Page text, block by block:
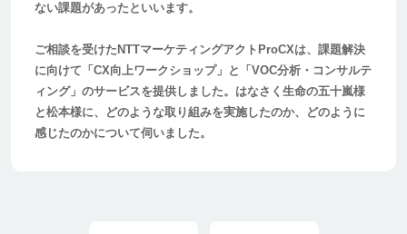
ない課題があったといいます。
ご相談を受けたNTTマーケティングアクトProCXは、課題解決
に向けて「CX向上ワークショップ」と「VOC分析・コンサルテ
ィング」のサービスを提供しました。はなさく生命の五十嵐様
と松本様に、どのような取り組みを実施したのか、どのように
感じたのかについて伺いました。